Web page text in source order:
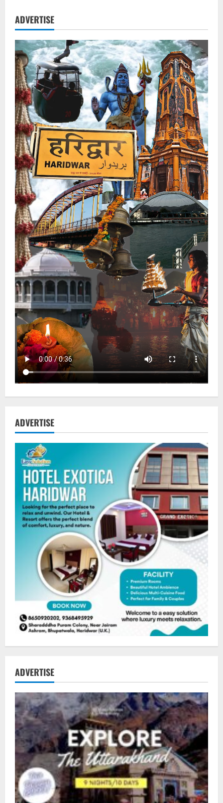
बिना
अनुमति
धरना
देने
के
मामले
में
मिली
जमानत
ADVERTISE
ADVERTISE
ADVERTISE